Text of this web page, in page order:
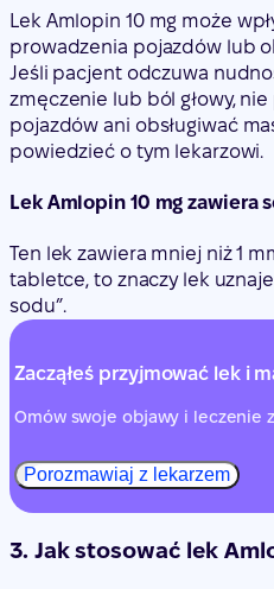
Lek Amlopin 10 mg może
prowadzenia pojazdów lub
Jeśli pacjent odczuwa
zmęczenie lub ból głowy,
pojazdów ani obsługiwać
powiedzieć o tym lekarzowi.
Lek Amlopin 10 mg zawiera
Ten lek zawiera mniej niż 1
tabletce, to znaczy lek uznaje
sodu”.
Zacząłeś przyjmować lek i
Omów swoje objawy i leczenie
Porozmawiaj z lekarzem
3. Jak stosować lek